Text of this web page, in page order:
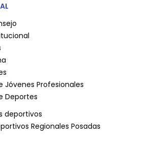
Jóvenes Profesionales
Deportes
deportivos
Regionales Posadas